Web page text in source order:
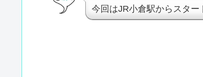
今回はJR小倉駅からスター